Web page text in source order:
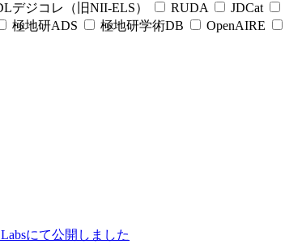
デジコレ（旧NII-ELS） RUDA JDCat
極地研ADS 極地研学術DB OpenAIRE
にて公開しました